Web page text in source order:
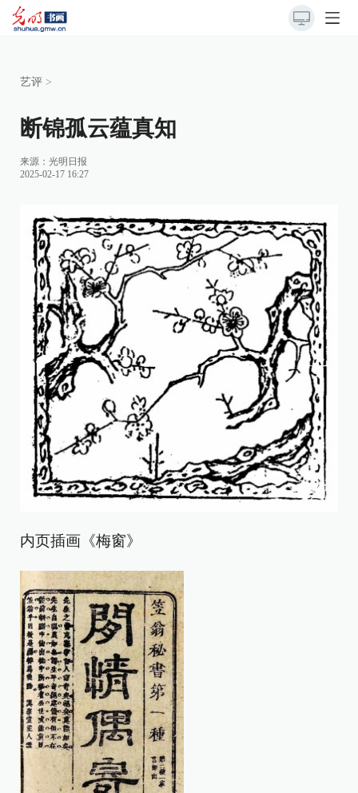
艺评 >
断锦孤云蕴真知
来源： 光明日报
2025-02-17 16:27
内页插画《梅窗》